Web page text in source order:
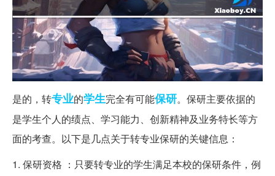
是的，转专业的学生完全有可能保研。保研主要依据的
是学生个人的绩点、学习能力、创新精神及业务特长等方
面的考查。以下是几点关于转专业保研的关键信息：
1. 保研资格 ：只要转专业的学生满足本校的保研条件，例